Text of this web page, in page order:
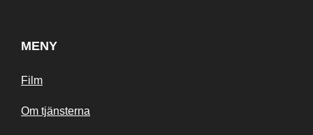
MENY
Film
Om tjänsterna